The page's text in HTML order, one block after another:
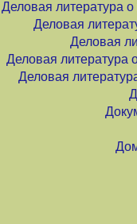
Деловая литература
Деловая
Деловая
Деловая литература
Деловая